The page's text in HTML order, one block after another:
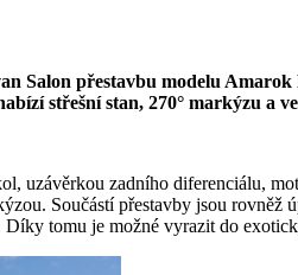
Salon přestavbu modelu
střešní stan, 270° markýzu a
uzávěrkou zadního diferenciálu,
Součástí přestavby jsou
Díky tomu je možné vyrazit do